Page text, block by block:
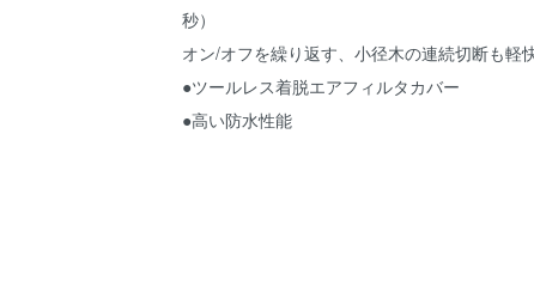
秒）
オン/オフを繰り返す、小径木の連続切断も軽
●ツールレス着脱エアフィルタカバー
●高い防水性能